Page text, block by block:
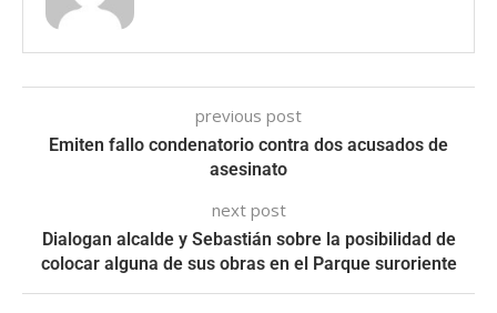
previous post
Emiten fallo condenatorio contra dos acusados de
asesinato
next post
Dialogan alcalde y Sebastián sobre la posibilidad de
colocar alguna de sus obras en el Parque suroriente